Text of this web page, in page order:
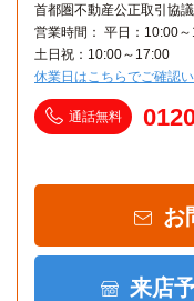
首都圏不動産公正取引協
営業時間： 平日：10:00
土日祝：10:00～17:00
休業日はこちらでご確認
通話無料
お
来店